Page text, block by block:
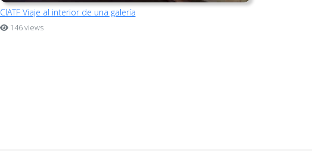
CIATF Viaje al interior de una galería
146 views